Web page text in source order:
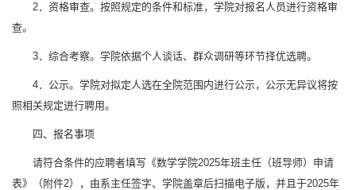
2．资格审查。按照规定的条件和标准，学院对报名人员进行资格审
查。
3．综合考察。学院依据个人谈话、群众调研等环节择优选聘。
4．公示。学院对拟定人选在全院范围内进行公示，公示无异议将按
照相关规定进行聘用。
四、报名事项
请符合条件的应聘者填写《数学学院2025年班主任（班导师）申请
表》（附件2），由系主任签字、学院盖章后扫描电子版，并且于2025年